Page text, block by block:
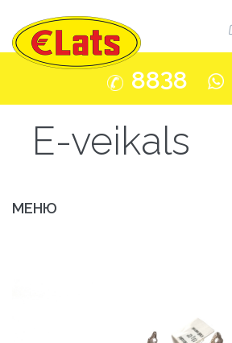
8838
E-veikals
МЕНЮ